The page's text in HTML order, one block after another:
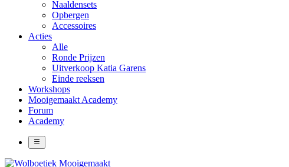
Naaldensets
Opbergen
Accessoires
Acties
Alle
Ronde Prijzen
Uitverkoop Katia Garens
Einde reeksen
Workshops
Mooigemaakt Academy
Forum
Academy